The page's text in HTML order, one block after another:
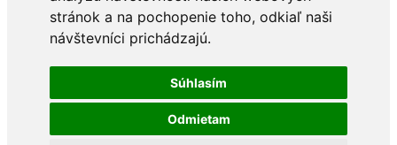
stránok a na pochopenie toho, odkiaľ naši
návštevníci prichádzajú.
Súhlasím
Odmietam